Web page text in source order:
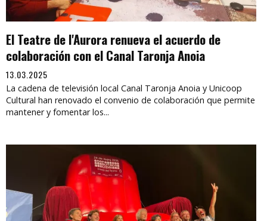
El Teatre de l'Aurora renueva el acuerdo de
colaboración con el Canal Taronja Anoia
13.03.2025
La cadena de televisión local Canal Taronja Anoia y Unicoop
Cultural han renovado el convenio de colaboración que permite
mantener y fomentar los...